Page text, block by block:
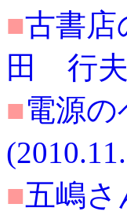
■古書店
田 行夫
■電源
■五嶋